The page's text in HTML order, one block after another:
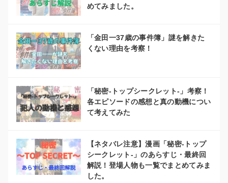
めてみました。
「金田一37歳の事件簿」謎を解きた
くない理由を考察！
「秘密-トップシークレット-」考察！
各エピソードの感想と真の動機につい
て考えてみた
【ネタバレ注意】漫画「秘密-トップ
シークレット-」のあらすじ・最終回
解説！登場人物も一覧でまとめてみま
した。